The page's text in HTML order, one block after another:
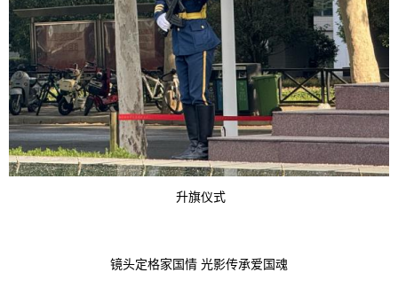
升旗仪式
镜头定格家国情 光影传承爱国魂